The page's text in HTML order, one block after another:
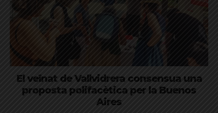
El veïnat de Vallvidrera consensua una
proposta polifacètica per la Buenos
Aires